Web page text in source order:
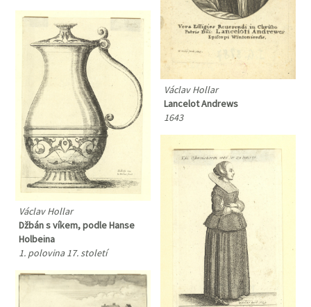
Václav Hollar
Lancelot Andrews
1643
Václav Hollar
Džbán s víkem, podle Hanse
Holbeina
1. polovina 17. století